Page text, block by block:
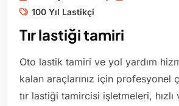
100 Yıl Lastikçi
Tır lastiği tamiri
Oto lastik tamiri ve yol yardım
kalan araçlarınız için profesyonel
tır lastiği tamircisi işletmeleri,